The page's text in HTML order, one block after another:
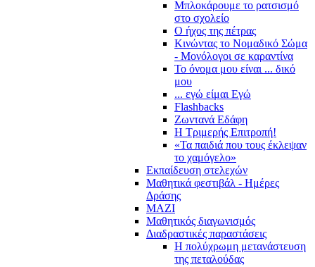
Μπλοκάρουμε το ρατσισμό
στο σχολείο
Ο ήχος της πέτρας
Κινώντας το Νομαδικό Σώμα
- Μονόλογοι σε καραντίνα
Το όνομα μου είναι ... δικό
μου
... εγώ είμαι Εγώ
Flashbacks
Ζωντανά Εδάφη
Η Τριμερής Επιτροπή!
«Τα παιδιά που τους έκλεψαν
το χαμόγελο»
Εκπαίδευση στελεχών
Μαθητικά φεστιβάλ - Ημέρες
Δράσης
ΜΑΖΙ
Μαθητικός διαγωνισμός
Διαδραστικές παραστάσεις
Η πολύχρωμη μετανάστευση
της πεταλούδας